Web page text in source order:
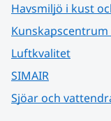
Havsmiljö i kust
Luftkvalitet
SIMAIR
Sjöar och